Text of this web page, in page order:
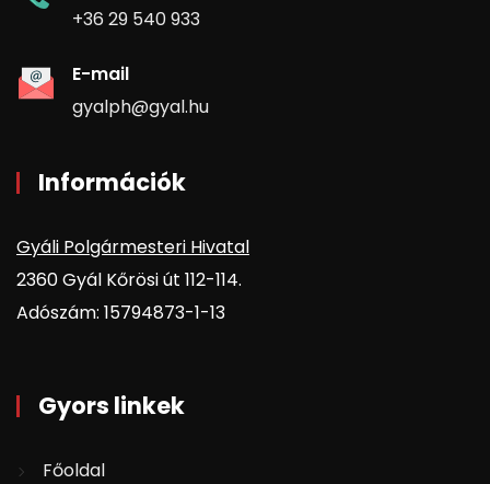
+36 29 540 933
E-mail
gyalph@gyal.hu
Információk
Gyáli Polgármesteri Hivatal
2360 Gyál Kőrösi út 112-114.
Adószám: 15794873-1-13
Gyors linkek
Főoldal